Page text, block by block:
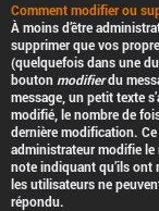
Comment modifier ou
À moins d’être
supprimer que vos
(quelquefois dans une
bouton modifierdu
message, un petit texte
modifié, le nombre de
dernière modification.
administrateur modifie le
note indiquant qu’ils ont
les utilisateurs ne
répondu.